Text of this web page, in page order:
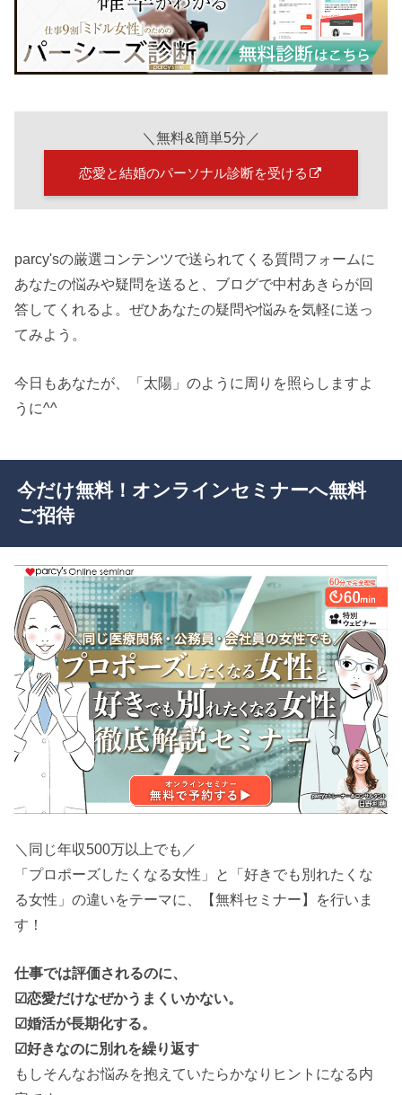
＼無料&簡単5分／
恋愛と結婚のパーソナル診断を受ける
parcy'sの厳選コンテンツで送られてくる質問フォームに
あなたの悩みや疑問を送ると、ブログで中村あきらが回
答してくれるよ。ぜひあなたの疑問や悩みを気軽に送っ
てみよう。
今日もあなたが、「太陽」のように周りを照らしますよ
うに^^
今だけ無料！オンラインセミナーへ無料
ご招待
＼同じ年収500万以上でも／
「プロポーズしたくなる女性」と「好きでも別れたくな
る女性」の違いをテーマに、【無料セミナー】を行いま
す！
仕事では評価されるのに、
☑恋愛だけなぜかうまくいかない。
☑婚活が長期化する。
☑好きなのに別れを繰り返す
もしそんなお悩みを抱えていたらかなりヒントになる内